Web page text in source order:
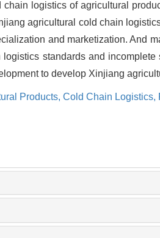
chain logistics of agricultural
agricultural cold chain
and marketization. And
logistics standards and
to develop Xinjiang
Products, Cold Chain Logistics,